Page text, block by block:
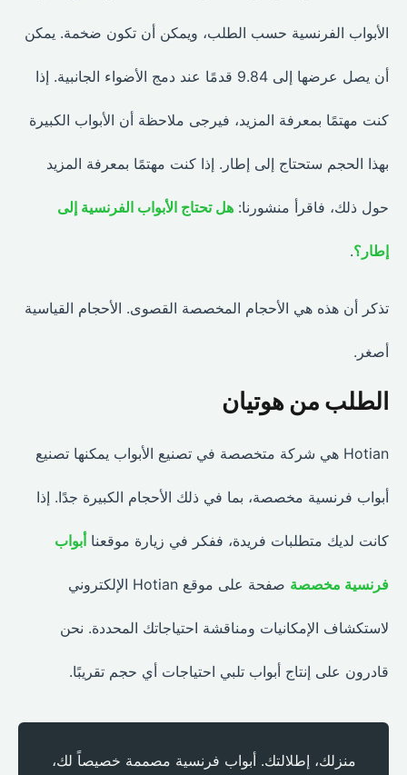
الأبواب الفرنسية حسب الطلب، ويمكن أن تكون ضخمة. يمكن
أن يصل عرضها إلى 9.84 قدمًا عند دمج الأضواء الجانبية. إذا
كنت مهتمًا بمعرفة المزيد، فيرجى ملاحظة أن الأبواب الكبيرة
بهذا الحجم ستحتاج إلى إطار. إذا كنت مهتمًا بمعرفة المزيد
حول ذلك، فاقرأ منشورنا:هل تحتاج الأبواب الفرنسية إلى
إطار؟
تذكر أن هذه هي الأحجام المخصصة القصوى. الأحجام القياسية
أصغر.
الطلب من هوتيان
Hotian هي شركة متخصصة في تصنيع الأبواب يمكنها تصنيع
أبواب فرنسية مخصصة، بما في ذلك الأحجام الكبيرة جدًا. إذا
كانت لديك متطلبات فريدة، ففكر في زيارة موقعناأبواب
فرنسية مخصصة صفحة على موقع Hotian الإلكتروني
لاستكشاف الإمكانيات ومناقشة احتياجاتك المحددة. نحن
قادرون على إنتاج أبواب تلبي احتياجات أي حجم تقريبًا.
منزلك، إطلالتك. أبواب فرنسية مصممة خصيصاً لك،